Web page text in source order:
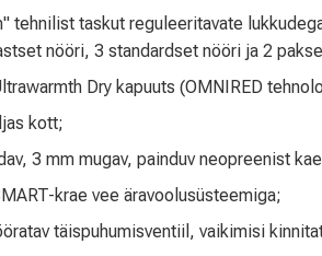
tehnilist taskut reguleeritavate
nööri, 3 standardset nööri ja 2
Dry kapuuts (OMNIRED
kott;
3 mm mugav, painduv neopreenist
krae vee äravoolusüsteemiga;
täispuhumisventiil, vaikimisi